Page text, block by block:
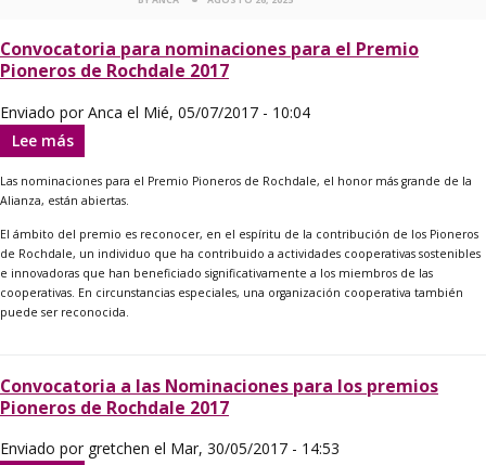
Convocatoria para nominaciones para el Premio
Pioneros de Rochdale 2017
Enviado por Anca el Mié, 05/07/2017 - 10:04
Lee mássobre
Convocatoria
para
nominaciones
para
el
Premio
Pioneros
de
Rochdale
2017
Las nominaciones para el Premio Pioneros de Rochdale, el honor más grande de la
Alianza, están abiertas.
El ámbito del premio es reconocer, en el espíritu de la contribución de los Pioneros
de Rochdale, un individuo que ha contribuido a actividades cooperativas sostenibles
e innovadoras que han beneficiado significativamente a los miembros de las
cooperativas. En circunstancias especiales, una organización cooperativa también
puede ser reconocida.
Convocatoria a las Nominaciones para los premios
Pioneros de Rochdale 2017
Enviado por gretchen el Mar, 30/05/2017 - 14:53